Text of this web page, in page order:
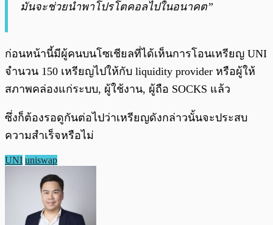
มันจะช่วยนำพาโปรโตคอลไปในอนาคต”
ก่อนหน้านี้มีผู้คนบนโซเชียลที่ได้เห็นการโอนเหรียญ UNI
จำนวน 150 เหรียญไปให้กับ liquidity provider หรือผู้ให้
สภาพคล่องแก่ระบบ, ผู้ใช้งาน, ผู้ถือ SOCKS แล้ว
ซึ่งก็ต้องรอดูกันต่อไปว่าเหรียญดังกล่าวนั้นจะประสบ
ความสำเร็จหรือไม่
UNI uniswap